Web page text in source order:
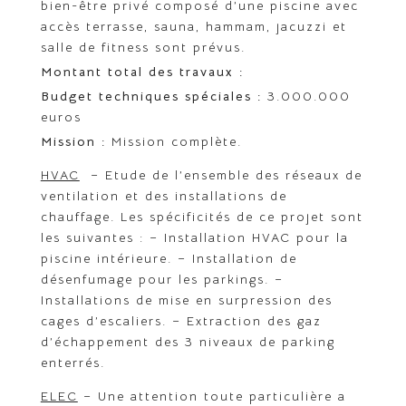
bien-être privé composé d’une piscine avec
accès terrasse, sauna, hammam, jacuzzi et
salle de fitness sont prévus.
Montant total des travaux :
Budget techniques spéciales : 3.000.000
euros
Mission : Mission complète.
HVAC – Etude de l’ensemble des réseaux de
ventilation et des installations de
chauffage. Les spécificités de ce projet sont
les suivantes : – Installation HVAC pour la
piscine intérieure. – Installation de
désenfumage pour les parkings. –
Installations de mise en surpression des
cages d’escaliers. – Extraction des gaz
d’échappement des 3 niveaux de parking
enterrés.
ELEC – Une attention toute particulière a